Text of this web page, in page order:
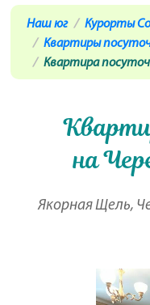
Наш юг Курорты
Квартиры
Квартира
на
Якорная Щель,